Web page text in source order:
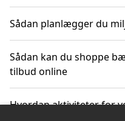
Sådan planlægger du
Sådan kan du shoppe
tilbud online
Hvordan aktiviteter for